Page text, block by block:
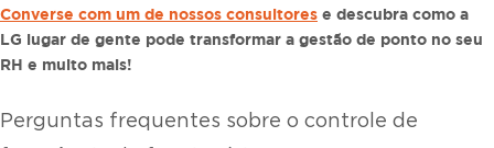
Converse com um de nossos consultores e descubra como a
LG lugar de gente pode transformar a gestão de ponto no seu
RH e muito mais!
Perguntas frequentes sobre o controle de